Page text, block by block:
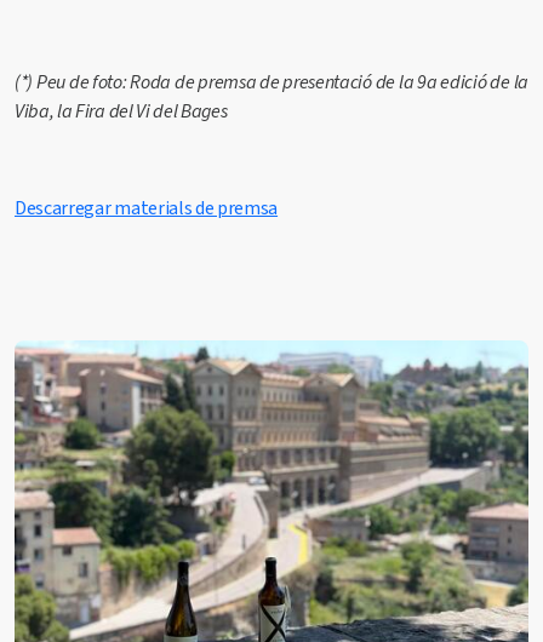
(*) Peu de foto: Roda de premsa de presentació de la 9a edició de la
Viba, la Fira del Vi del Bages
Descarregar materials de premsa